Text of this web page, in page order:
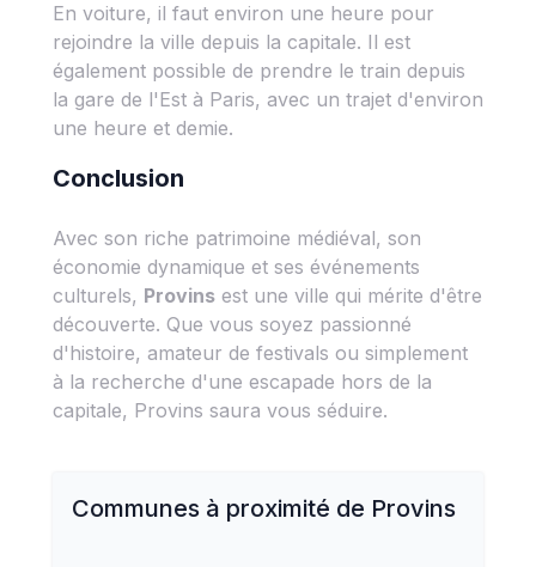
En voiture, il faut environ une heure pour
rejoindre la ville depuis la capitale. Il est
également possible de prendre le train depuis
la gare de l'Est à Paris, avec un trajet d'environ
une heure et demie.
Conclusion
Avec son riche patrimoine médiéval, son
économie dynamique et ses événements
culturels, Provins est une ville qui mérite d'être
découverte. Que vous soyez passionné
d'histoire, amateur de festivals ou simplement
à la recherche d'une escapade hors de la
capitale, Provins saura vous séduire.
Communes à proximité de Provins